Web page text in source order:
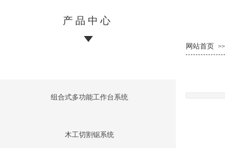
产品中心
网站首页 >>
组合式多功能工作台系统
木工切割锯系统